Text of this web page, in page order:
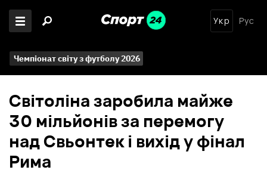
Укр Рус
Чемпіонат світу з футболу 2026
Світоліна заробила майже
30 мільйонів за перемогу
над Свьонтек і вихід у фінал
Рима